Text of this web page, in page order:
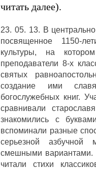
читать далее).
23. 05. 13. В
посвященное 1150-
культуры, на
преподаватели 8-х
святых
создание ими
богослужебных книг.
сравнивали
знакомились с
вспоминали разные
серьезной
смешными вариантами.
читали стихи